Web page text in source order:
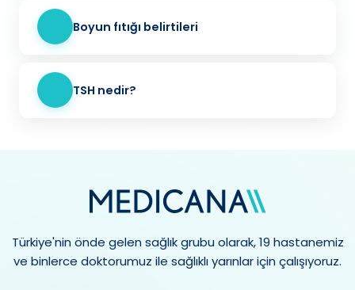
Boyun fıtığı belirtileri
TSH nedir?
Türkiye'nin önde gelen sağlık grubu olarak, 19 hastanemiz
ve binlerce doktorumuz ile sağlıklı yarınlar için çalışıyoruz.